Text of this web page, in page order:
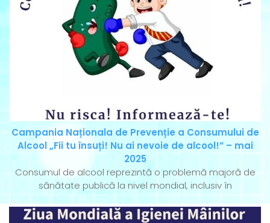
Campania Naționala de Prevenție a Consumului de
Alcool „Fii tu însuți! Nu ai nevoie de alcool!” – mai
2025
Consumul de alcool reprezintă o problemă majoră de
sănătate publică la nivel mondial, inclusiv în